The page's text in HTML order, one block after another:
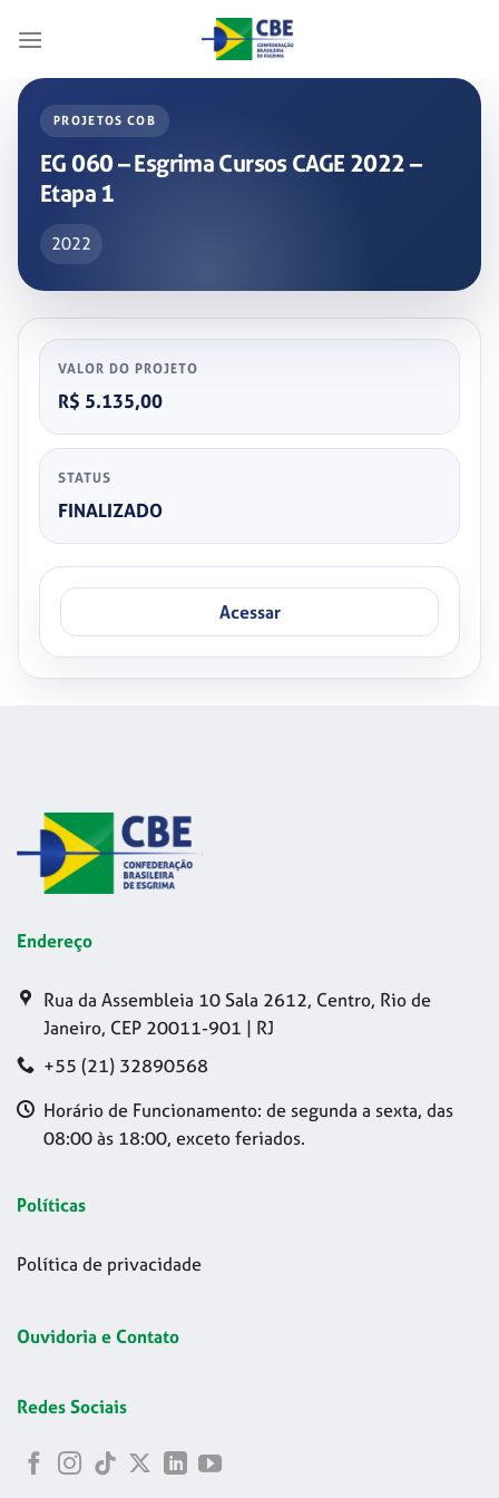
PROJETOS COB
EG 060 – Esgrima Cursos CAGE 2022 –
Etapa 1
2022
VALOR DO PROJETO
R$ 5.135,00
STATUS
FINALIZADO
Acessar
Endereço
Rua da Assembleia 10 Sala 2612, Centro, Rio de
Janeiro, CEP 20011-901 | RJ
+55 (21) 32890568
Horário de Funcionamento: de segunda a sexta, das
08:00 às 18:00, exceto feriados.
Políticas
Política de privacidade
Ouvidoria e Contato
Redes Sociais